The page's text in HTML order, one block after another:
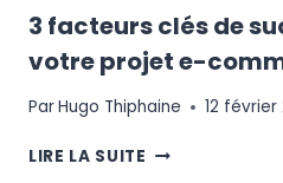
3 facteurs clés de
votre projet e-
ParHugo Thiphaine 12 février
LIRE LA SUITE 3